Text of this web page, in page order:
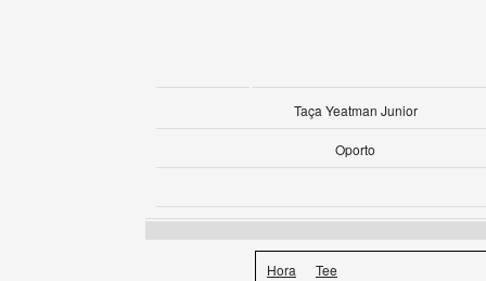
Taça Yeatman Junior
Oporto
Hora Tee